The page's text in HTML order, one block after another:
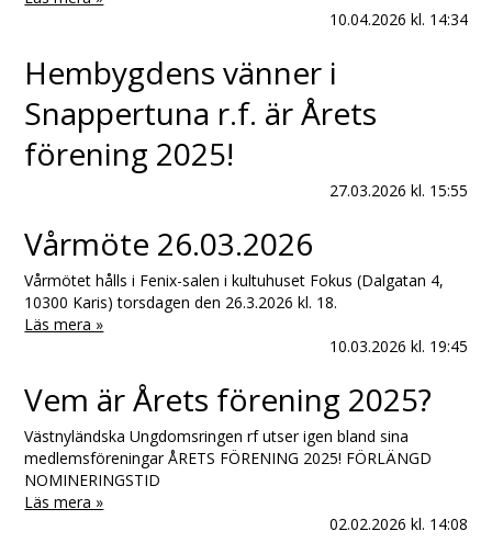
10.04.2026 kl. 14:34
Hembygdens vänner i
Snappertuna r.f. är Årets
förening 2025!
27.03.2026 kl. 15:55
Vårmöte 26.03.2026
Vårmötet hålls i Fenix-salen i kultuhuset Fokus (Dalgatan 4,
10300 Karis) torsdagen den 26.3.2026 kl. 18.
Läs mera »
10.03.2026 kl. 19:45
Vem är Årets förening 2025?
Västnyländska Ungdomsringen rf utser igen bland sina
medlemsföreningar ÅRETS FÖRENING 2025! FÖRLÄNGD
NOMINERINGSTID
Läs mera »
02.02.2026 kl. 14:08